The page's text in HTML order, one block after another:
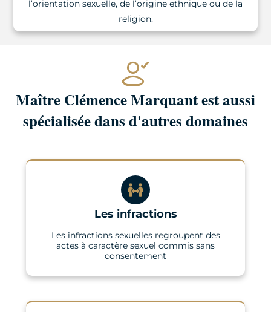
l’orientation sexuelle, de l’origine ethnique ou de la
religion.
Maître Clémence Marquant est aussi
spécialisée dans d'autres domaines
Les infractions
Les infractions sexuelles regroupent des
actes à caractère sexuel commis sans
consentement